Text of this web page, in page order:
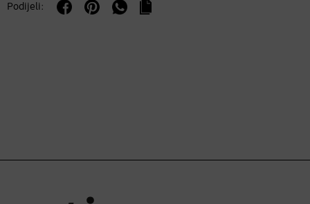
Podijeli: